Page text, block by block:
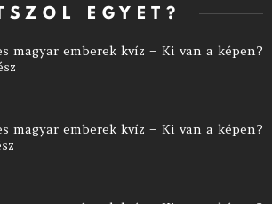
EGYET?
magyar emberek kvíz – Ki van a képen?
magyar emberek kvíz – Ki van a képen?